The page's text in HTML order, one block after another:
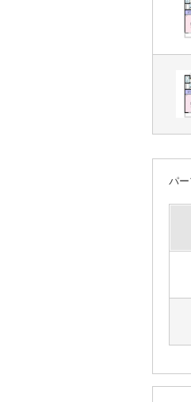
パ